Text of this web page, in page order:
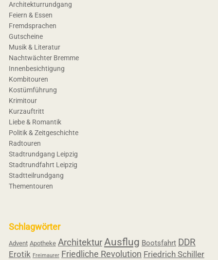
Architekturrundgang
Feiern & Essen
Fremdsprachen
Gutscheine
Musik & Literatur
Nachtwächter Bremme
Innenbesichtigung
Kombitouren
Kostümführung
Krimitour
Kurzauftritt
Liebe & Romantik
Politik & Zeitgeschichte
Radtouren
Stadtrundgang Leipzig
Stadtrundfahrt Leipzig
Stadtteilrundgang
Thementouren
Schlagwörter
Advent Apotheke ArchitekturAusflug Bootsfahrt DDR
Erotik Freimaurer Friedliche Revolution Friedrich Schiller